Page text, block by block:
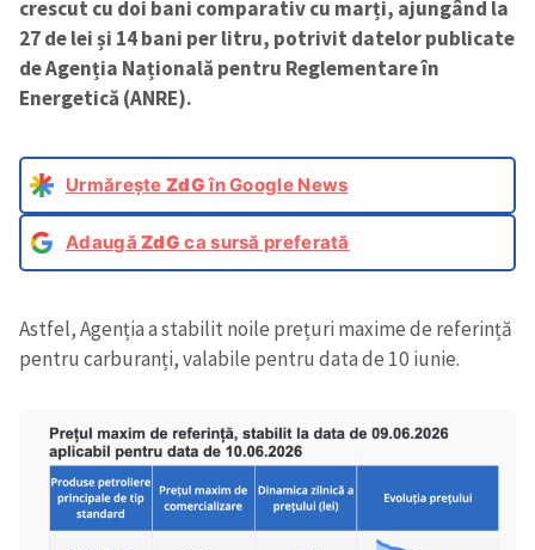
crescut cu doi bani comparativ cu marți, ajungând la
27 de lei și 14 bani per litru, potrivit datelor publicate
de Agenția Națională pentru Reglementare în
Energetică (ANRE).
Urmărește ZdGîn Google News
AdaugăZdG ca sursă preferată
Astfel, Agenția a stabilit noile prețuri maxime de referință
pentru carburanți, valabile pentru data de 10 iunie.